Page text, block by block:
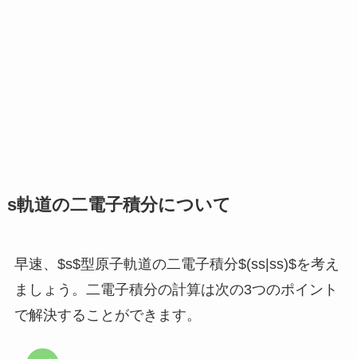
s軌道の二電子積分について
早速、$s$型原子軌道の二電子積分$(ss|ss)$を考え
ましょう。二電子積分の計算は次の3つのポイント
で解決することができます。